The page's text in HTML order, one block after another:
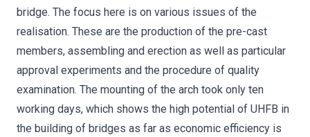
bridge. The focus here is on various issues of the
realisation. These are the production of the pre-cast
members, assembling and erection as well as particular
approval experiments and the procedure of quality
examination. The mounting of the arch took only ten
working days, which shows the high potential of UHFB in
the building of bridges as far as economic efficiency is